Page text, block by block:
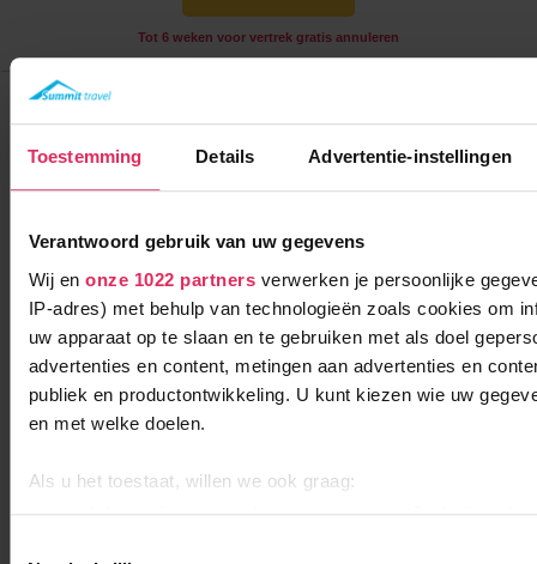
Toestemming Details Advertentie-instellingen
Verantwoord gebruik van uw gegevens
Wij en onze 1022 partnersverwerken je persoonlijke
IP-adres) met behulp van technologieën zoals cookies om
uw apparaat op te slaan en te gebruiken met als doel
advertenties en content, metingen aan advertenties en
publiek en productontwikkeling. U kunt kiezen wie uw
en met welke doelen.
Als u het toestaat, willen we ook graag:
Tot 6 weken voor vertrek gratis annuleren
Résidence Les Bergers
Comfortabele appartementen aan de piste in Alpe d'Huez, met
sauna en verwarmd zwembad!
279 p.p.
100m tot skilift